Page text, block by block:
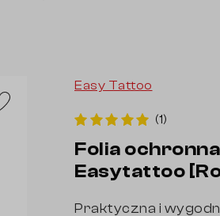
Easy Tattoo
(1)
Folia
Easytattoo
Praktyczna i